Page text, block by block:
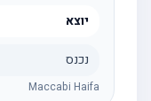
יוצא
נכנס
Maccabi Haifa